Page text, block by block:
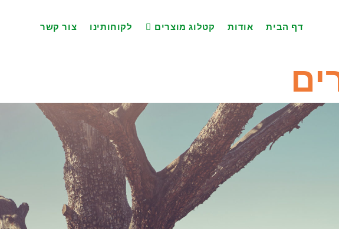
דף הבית אודות קטלוג מוצרים לקוחותינו צור קשר